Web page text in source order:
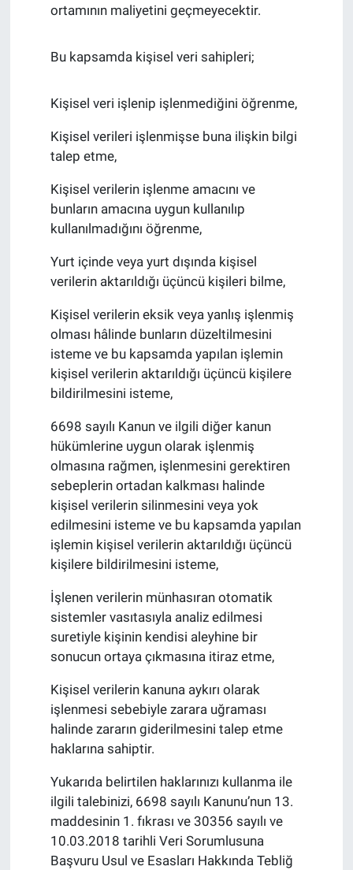
ortamının maliyetini geçmeyecektir.
Bu kapsamda kişisel veri sahipleri;
Kişisel veri işlenip işlenmediğini öğrenme,
Kişisel verileri işlenmişse buna ilişkin bilgi
talep etme,
Kişisel verilerin işlenme amacını ve
bunların amacına uygun kullanılıp
kullanılmadığını öğrenme,
Yurt içinde veya yurt dışında kişisel
verilerin aktarıldığı üçüncü kişileri bilme,
Kişisel verilerin eksik veya yanlış işlenmiş
olması hâlinde bunların düzeltilmesini
isteme ve bu kapsamda yapılan işlemin
kişisel verilerin aktarıldığı üçüncü kişilere
bildirilmesini isteme,
6698 sayılı Kanun ve ilgili diğer kanun
hükümlerine uygun olarak işlenmiş
olmasına rağmen, işlenmesini gerektiren
sebeplerin ortadan kalkması halinde
kişisel verilerin silinmesini veya yok
edilmesini isteme ve bu kapsamda yapılan
işlemin kişisel verilerin aktarıldığı üçüncü
kişilere bildirilmesini isteme,
İşlenen verilerin münhasıran otomatik
sistemler vasıtasıyla analiz edilmesi
suretiyle kişinin kendisi aleyhine bir
sonucun ortaya çıkmasına itiraz etme,
Kişisel verilerin kanuna aykırı olarak
işlenmesi sebebiyle zarara uğraması
halinde zararın giderilmesini talep etme
haklarına sahiptir.
Yukarıda belirtilen haklarınızı kullanma ile
ilgili talebinizi, 6698 sayılı Kanunu’nun 13.
maddesinin 1. fıkrası ve 30356 sayılı ve
10.03.2018 tarihli Veri Sorumlusuna
Başvuru Usul ve Esasları Hakkında Tebliğ